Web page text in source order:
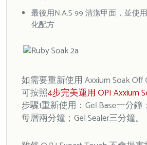
最後用N.A.S 99 清潔甲面，並使
化配方
如需要重新使用 Axxium Soak Off
可按照4步完美運用 OPI Axxium
步驟1重新使用：Gel Base一分鐘
每層兩分鐘；Gel Sealer三分鐘。